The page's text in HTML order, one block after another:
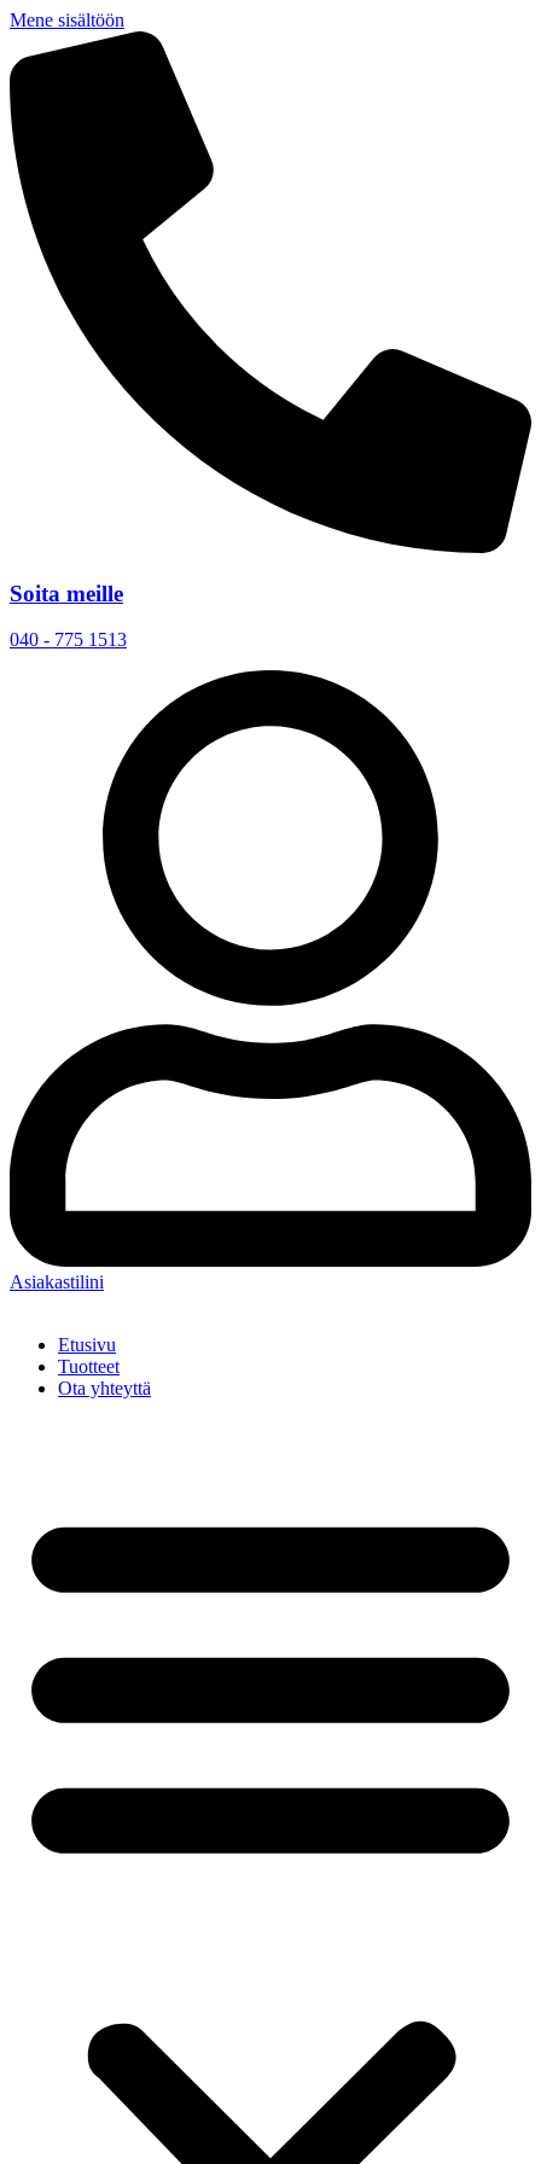
Mene sisältöön
Soita meille
040 - 775 1513
Asiakastilini
Etusivu
Tuotteet
Ota yhteyttä